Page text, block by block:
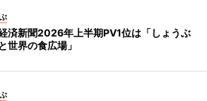
済新聞2026年上半期PV1位は「しょうぶ
世界の食広場」